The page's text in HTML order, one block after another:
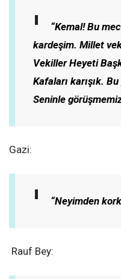
“Kemal! Bu
kardeşim. Millet
Vekiller Heyeti
Kafaları karışık.
Seninle
Gazi:
“Neyimden
Rauf Bey: